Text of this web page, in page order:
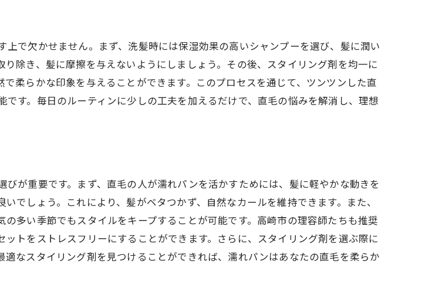
イリング術
するカスタマイズ
える効果
に！朝のセットが楽になる理由とは
かく見せる
たスタイリング法
るアイディア
変わる直毛
秘訣
で欠かせません。まず、洗髪時には保湿効果の高いシャンプーを選び、髪に潤い
除き、髪に摩擦を与えないようにしましょう。その後、スタイリング剤を均一に
柔らかな印象を与えることができます。このプロセスを通じて、ツンツンした直
す。毎日のルーティンに少しの工夫を加えるだけで、直毛の悩みを解消し、理想
が重要です。まず、直毛の人が濡れパンを活かすためには、髪に軽やかな動きを
でしょう。これにより、髪がベタつかず、自然なカールを維持できます。また、
多い季節でもスタイルをキープすることが可能です。高崎市の理容師たちも推奨
トをストレスフリーにすることができます。さらに、スタイリング剤を選ぶ際に
なスタイリング剤を見つけることができれば、濡れパンはあなたの直毛を柔らか